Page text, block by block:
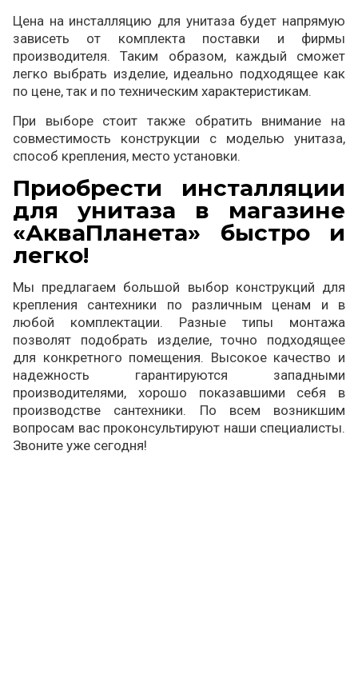
Цена на инсталляцию для унитаза будет напрямую
зависеть от комплекта поставки и фирмы
производителя. Таким образом, каждый сможет
легко выбрать изделие, идеально подходящее как
по цене, так и по техническим характеристикам.
При выборе стоит также обратить внимание на
совместимость конструкции с моделью унитаза,
способ крепления, место установки.
Приобрести инсталляции
для унитаза в магазине
«АкваПланета» быстро и
легко!
Мы предлагаем большой выбор конструкций для
крепления сантехники по различным ценам и в
любой комплектации. Разные типы монтажа
позволят подобрать изделие, точно подходящее
для конкретного помещения. Высокое качество и
надежность гарантируются западными
производителями, хорошо показавшими себя в
производстве сантехники. По всем возникшим
вопросам вас проконсультируют наши специалисты.
Звоните уже сегодня!